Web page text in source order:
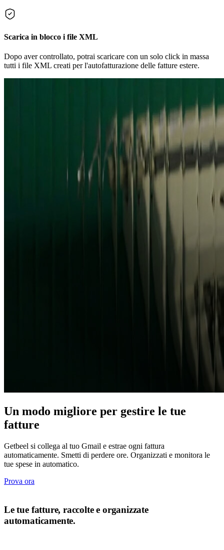
Scarica in blocco i file XML
Dopo aver controllato, potrai scaricare con un solo click in massa
tutti i file XML creati per l'autofatturazione delle fatture estere.
Un modo migliore per gestire le tue
fatture
Getbeel si collega al tuo Gmail e estrae ogni fattura
automaticamente. Smetti di perdere ore. Organizzati e monitora le
tue spese in automatico.
Prova ora
Le tue fatture, raccolte e organizzate
automaticamente.